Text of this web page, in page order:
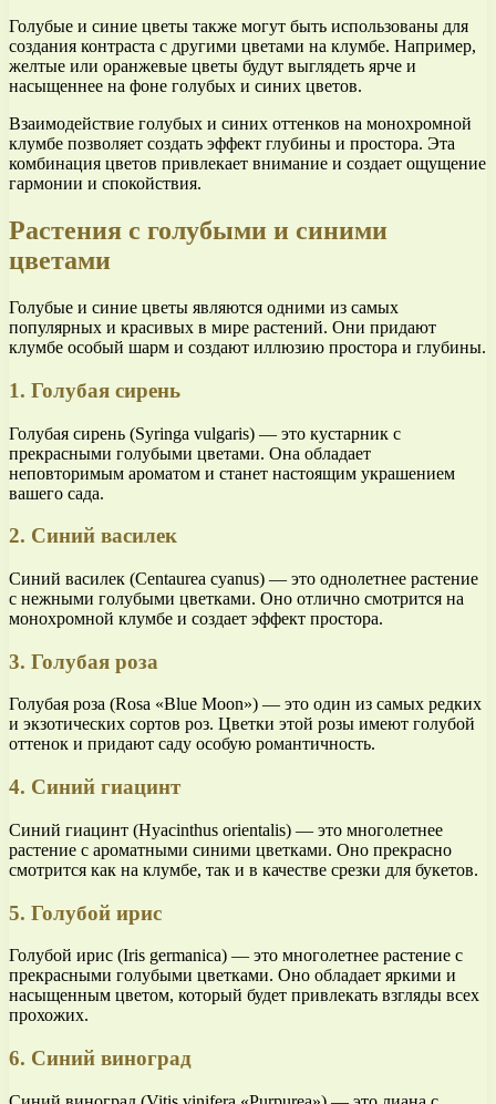
Голубые и синие цветы также могут быть использованы для
создания контраста с другими цветами на клумбе. Например,
желтые или оранжевые цветы будут выглядеть ярче и
насыщеннее на фоне голубых и синих цветов.
Взаимодействие голубых и синих оттенков на монохромной
клумбе позволяет создать эффект глубины и простора. Эта
комбинация цветов привлекает внимание и создает ощущение
гармонии и спокойствия.
Растения с голубыми и синими
цветами
Голубые и синие цветы являются одними из самых
популярных и красивых в мире растений. Они придают
клумбе особый шарм и создают иллюзию простора и глубины.
1. Голубая сирень
Голубая сирень (Syringa vulgaris) — это кустарник с
прекрасными голубыми цветами. Она обладает
неповторимым ароматом и станет настоящим украшением
вашего сада.
2. Синий василек
Синий василек (Centaurea cyanus) — это однолетнее растение
с нежными голубыми цветками. Оно отлично смотрится на
монохромной клумбе и создает эффект простора.
3. Голубая роза
Голубая роза (Rosa «Blue Moon») — это один из самых редких
и экзотических сортов роз. Цветки этой розы имеют голубой
оттенок и придают саду особую романтичность.
4. Синий гиацинт
Синий гиацинт (Hyacinthus orientalis) — это многолетнее
растение с ароматными синими цветками. Оно прекрасно
смотрится как на клумбе, так и в качестве срезки для букетов.
5. Голубой ирис
Голубой ирис (Iris germanica) — это многолетнее растение с
прекрасными голубыми цветками. Оно обладает яркими и
насыщенным цветом, который будет привлекать взгляды всех
прохожих.
6. Синий виноград